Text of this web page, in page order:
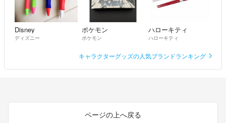
Disney
ディズニー
ポケモン
ポケモン
ハローキティ
ハローキティ
キャラクターグッズの人気ブランドランキング
ページの上へ戻る